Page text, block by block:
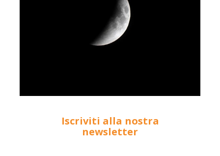
Iscriviti alla nostra
newsletter